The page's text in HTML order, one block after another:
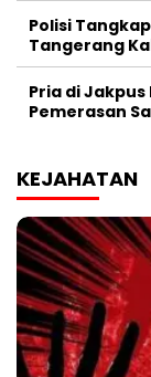
Polisi
Tangerang
Pria di
Pemerasan
KEJAHATAN